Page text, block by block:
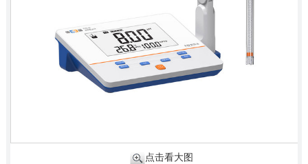
点击看大图